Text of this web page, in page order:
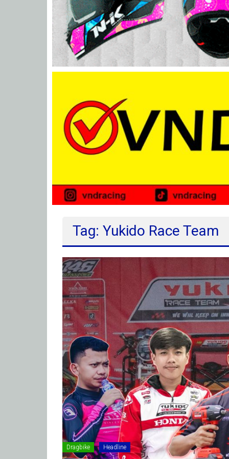
Tag: Yukido Race Team
Dragbike Headline